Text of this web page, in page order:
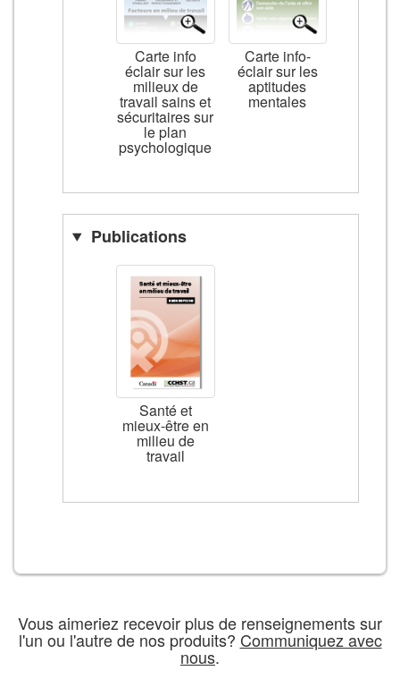
Carte info
éclair sur les
milieux de
travail sains et
sécuritaires sur
le plan
psychologique
Carte info-
éclair sur les
aptitudes
mentales
Publications
Santé et
mieux-être en
milieu de
travail
Vous aimeriez recevoir plus de renseignements sur
l'un ou l'autre de nos produits? Communiquez avec
nous.